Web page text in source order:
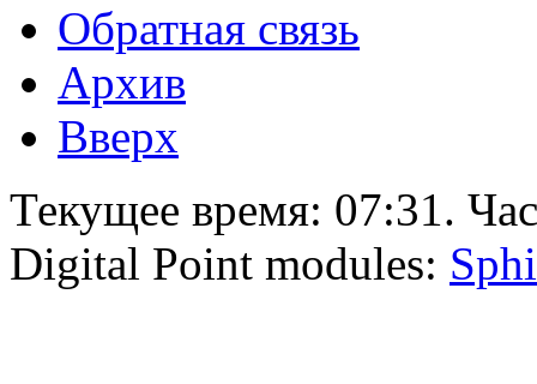
Обратная связь
Архив
Вверх
Текущее время: 07:31.
Digital Point modules: